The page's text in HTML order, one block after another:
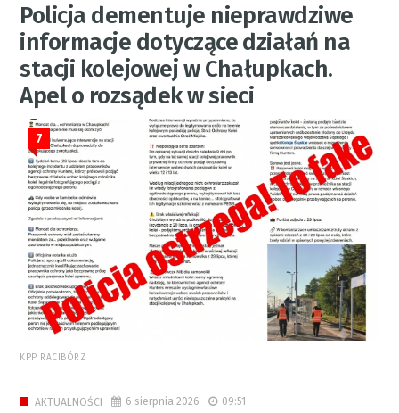
Policja dementuje nieprawdziwe
informacje dotyczące działań na
stacji kolejowej w Chałupkach.
Apel o rozsądek w sieci
7
KPP RACIBÓRZ
AKTUALNOŚCI 6 sierpnia 2026 09:51